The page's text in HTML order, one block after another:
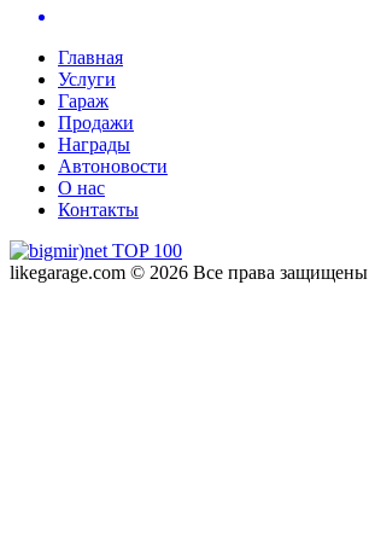
Главная
Услуги
Гараж
Продажи
Награды
Автоновости
О нас
Контакты
likegarage.com © 2026 Все права защищены